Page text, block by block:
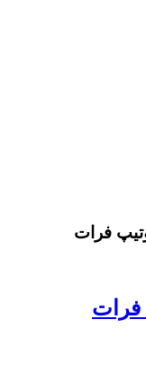
فرات
فرات